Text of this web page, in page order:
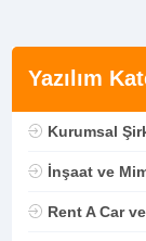
Yazılım
Kurumsal
İnşaat ve
Rent A Car